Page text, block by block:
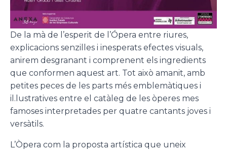
De la mà de l’esperit de l’Ópera entre riures,
explicacions senzilles i inesperats efectes visuals,
anirem desgranant i comprenent els ingredients
que conformen aquest art. Tot això amanit, amb
petites peces de les parts més emblemàtiques i
il.lustratives entre el catàleg de les òperes mes
famoses interpretades per quatre cantants joves i
versàtils.
L’Òpera com la proposta artística que uneix